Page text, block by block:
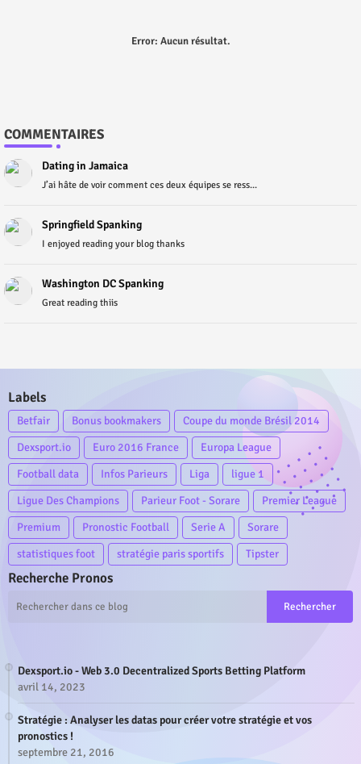
Error: Aucun résultat.
COMMENTAIRES
Dating in Jamaica
J’ai hâte de voir comment ces deux équipes se ress...
Springfield Spanking
I enjoyed reading your blog thanks
Washington DC Spanking
Great reading thiis
Labels
Betfair Bonus bookmakers
Coupe du monde Brésil 2014
Dexsport.io
Euro 2016 France
Europa League
Football data
Infos Parieurs Liga
ligue 1
Ligue Des Champions
Parieur Foot - Sorare
Premier League
Premium
Pronostic Football Serie A
Sorare
statistiques foot
stratégie paris sportifs Tipster
Recherche Pronos
Dexsport.io - Web 3.0 Decentralized Sports Betting Platform
avril 14, 2023
Stratégie : Analyser les datas pour créer votre stratégie et vos
pronostics !
septembre 21, 2016